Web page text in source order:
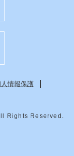
情報保護
Rights Reserved.